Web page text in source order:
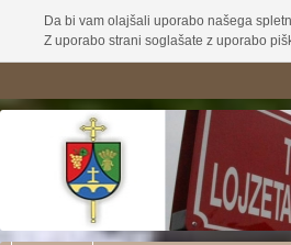
Da bi vam olajšali uporabo našega
Z uporabo strani soglašate z uporabo